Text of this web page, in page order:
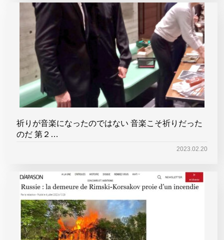
祈りが音楽になったのではない 音楽こそ祈りだった
のだ 第２…
2023.02.20